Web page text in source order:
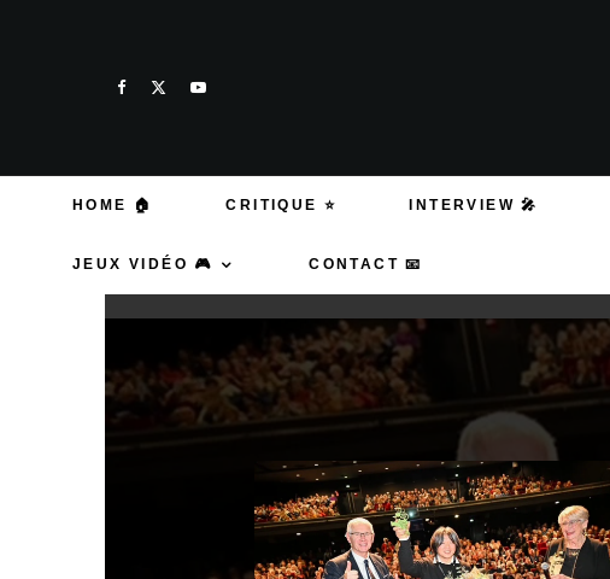
HOME 🏠 CRITIQUE ⭐ INTERVIEW 🎤
JEUX VIDÉO 🎮 CONTACT 📧